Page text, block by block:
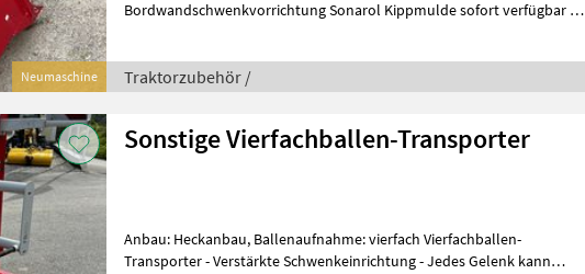
Neumaschine
Bordwandschwenkvorrichtung Sonarol Kippmulde sofort verfügbar ab
Traktorzubehör /
Sonstige Vierfachballen-Transporter
Anbau: Heckanbau, Ballenaufnahme: vierfach Vierfachballen-
Transporter - Verstärkte Schwenkeinrichtung - Jedes Gelenk kann